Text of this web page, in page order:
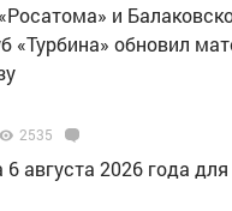
и
«Турбина» обновил
2535
6 августа 2026 года